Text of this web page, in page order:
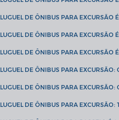
ALUGUEL DE ÔNIBUS PARA
ALUGUEL DE ÔNIBUS PARA
ALUGUEL DE ÔNIBUS PARA
ALUGUEL DE ÔNIBUS PARA
ALUGUEL DE ÔNIBUS PARA
ALUGUEL DE ÔNIBUS PARA